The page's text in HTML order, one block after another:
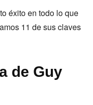
éxito en todo lo que
11 de sus claves
de Guy